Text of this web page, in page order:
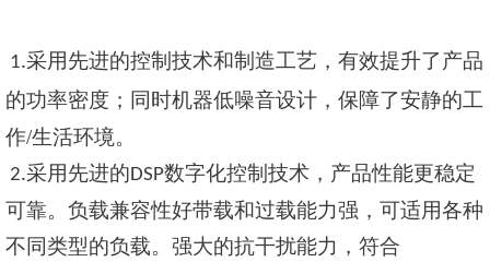
1.采用先进的控制技术和制造工艺，有效提升了产品
的功率密度；同时机器低噪音设计，保障了安静的工
作/生活环境。
2.采用先进的DSP数字化控制技术，产品性能更稳定
可靠。 负载兼容性好带载和过载能力强，可适用各种
不同类型的负载。强大的抗干扰能力，符合